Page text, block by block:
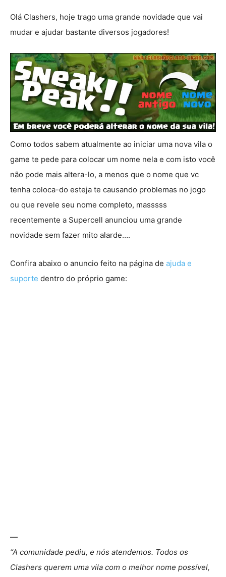
Olá Clashers, hoje trago uma grande novidade que vai
mudar e ajudar bastante diversos jogadores!
Como todos sabem atualmente ao iniciar uma nova vila o
game te pede para colocar um nome nela e com isto você
não pode mais altera-lo, a menos que o nome que vc
tenha coloca-do esteja te causando problemas no jogo
ou que revele seu nome completo, masssss
recentemente a Supercell anunciou uma grande
novidade sem fazer mito alarde….
Confira abaixo o anuncio feito na página de ajuda e
suporte dentro do próprio game:
—
“A comunidade pediu, e nós atendemos. Todos os
Clashers querem uma vila com o melhor nome possível,